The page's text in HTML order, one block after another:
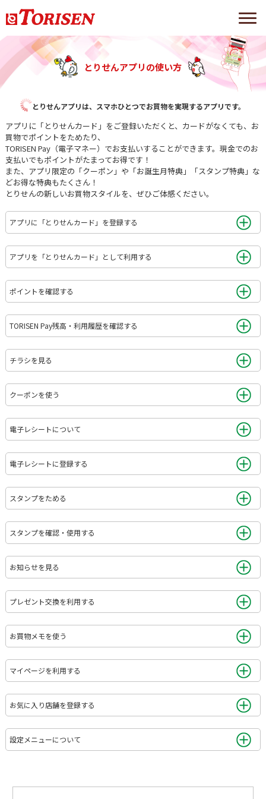
とりせんアプリの使い方
とりせんアプリは、スマホひとつでお買物を実現するアプリです。
アプリに「とりせんカード」をご登録いただくと、カードがなくても、お
買物でポイントをためたり、
TORISEN Pay（電子マネー）でお支払いすることができます。現金でのお
支払いでもポイントがたまってお得です！
また、アプリ限定の「クーポン」や「お誕生月特典」「スタンプ特典」な
どお得な特典もたくさん！
とりせんの新しいお買物スタイルを、ぜひご体感ください。
アプリに「とりせんカード」を登録する
アプリを「とりせんカード」として利用する
ポイントを確認する
TORISEN Pay残高・利用履歴を確認する
チラシを見る
クーポンを使う
電子レシートについて
電子レシートに登録する
スタンプをためる
スタンプを確認・使用する
お知らせを見る
プレゼント交換を利用する
お買物メモを使う
マイページを利用する
お気に入り店舗を登録する
設定メニューについて